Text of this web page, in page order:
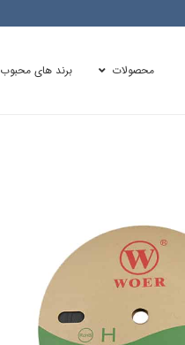
محصولات برند های محبوب